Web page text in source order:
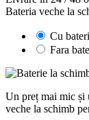
Bateria veche la
Cu
Fara
Un preț mai mic și
veche la schimb